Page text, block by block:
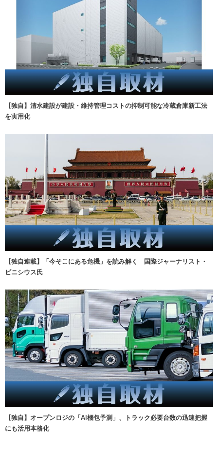
【独自】清水建設が建設・維持管理コストの抑制可能な冷蔵倉庫新工法
を実用化
【独自連載】「今そこにある危機」を読み解く 国際ジャーナリスト・
ビニシウス氏
【独自】オープンロジの「AI梱包予測」、トラック必要台数の迅速把握
にも活用本格化